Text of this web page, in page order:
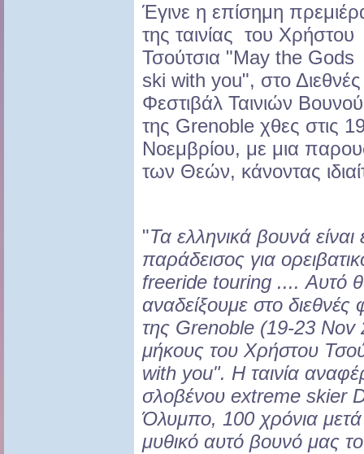
Έγινε η επίσημη
της ταινίας του Χρήστου
Τσούτσια "May the Gods
ski with you", στο Διεθνές
Φεστιβάλ Ταινιών Βουνού
της Grenoble χθες στις
Νοεμβρίου, με μια
των Θεών, κάνοντας
"Τα ελληνικά βουνά
παράδεισος για
freeride touring .... Αυτό
αναδείξουμε στο διεθνές
της Grenoble (19-23 Nov
μήκους του Χρήστου
with you". Η ταινία
σλοβένου extreme skier
Όλυμπο, 100 χρόνια
μυθικό αυτό βουνό μας